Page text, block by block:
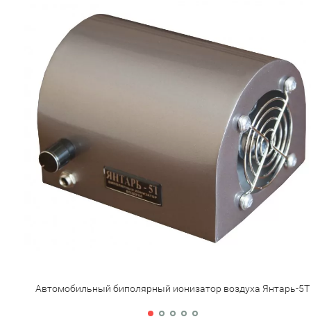
Автомобильный биполярный ионизатор воздуха Янтарь-5Т